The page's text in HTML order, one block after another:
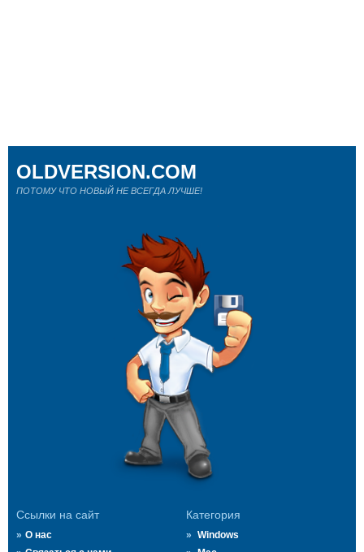
Ссылки на сайт
О нас
Категория
Windows
OLDVERSION.COM
ПОТОМУ ЧТО НОВЫЙ НЕ ВСЕГДА ЛУЧШЕ!